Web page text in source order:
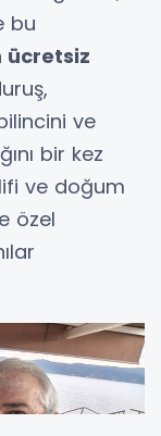
bu
ve
bir kez
ve doğum
özel